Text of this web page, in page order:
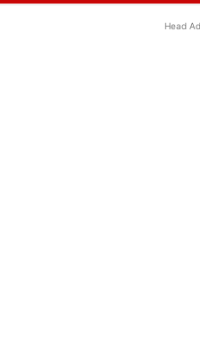
Head